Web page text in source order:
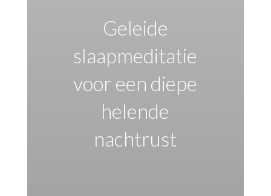
Geleide
slaapmeditatie
voor een diepe
helende
nachtrust